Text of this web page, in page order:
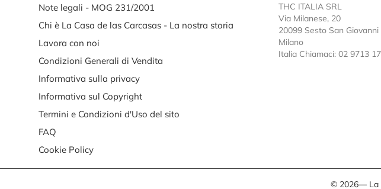
Note legali - MOG 231/2001
Chi è La Casa de las Carcasas - La nostra storia
Lavora con noi
Condizioni Generali di Vendita
Informativa sulla privacy
Informativa sul Copyright
Termini e Condizioni d'Uso del sito
FAQ
Cookie Policy
THC ITALIA SRL
Via Milanese, 20
20099 Sesto San Giovanni
Milano
Italia Chiamaci: 02 9713
© 2026— La